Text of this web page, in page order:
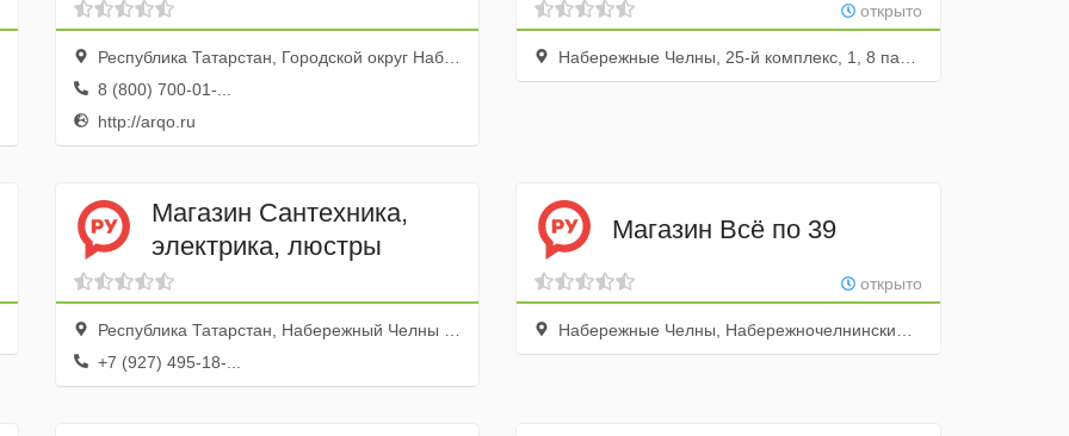
Республика Татарстан, Городской округ Набережные Челны, Набережные Челны, просп. Мира, 30
8 (800) 700-01-...
http://arqo.ru
открыто
Набережные Челны, 25-й комплекс, 1, 8 павильон; 1 этаж
Магазин Сантехника,
электрика, люстры
Республика Татарстан, Набережный Челны г., 62-й комплекс, 14, р-к Фламинго, пав. 3
+7 (927) 495-18-...
Магазин Всё по 39
открыто
Набережные Челны, Набережночелнинский проспект, 10Б, 1 этаж